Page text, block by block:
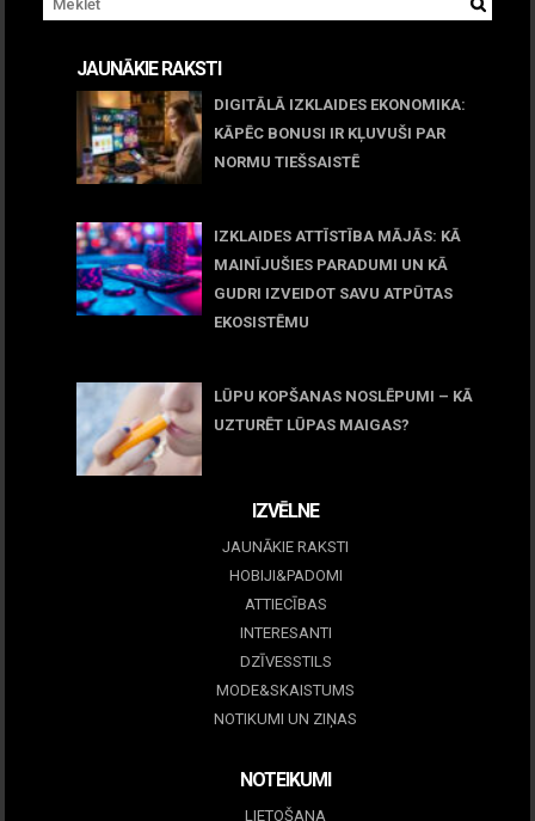
JAUNĀKIE RAKSTI
DIGITĀLĀ IZKLAIDES EKONOMIKA:
KĀPĒC BONUSI IR KĻUVUŠI PAR
NORMU TIEŠSAISTĒ
IZKLAIDES ATTĪSTĪBA MĀJĀS: KĀ
MAINĪJUŠIES PARADUMI UN KĀ
GUDRI IZVEIDOT SAVU ATPŪTAS
EKOSISTĒMU
LŪPU KOPŠANAS NOSLĒPUMI – KĀ
UZTURĒT LŪPAS MAIGAS?
IZVĒLNE
JAUNĀKIE RAKSTI
HOBIJI&PADOMI
ATTIECĪBAS
INTERESANTI
DZĪVESSTILS
MODE&SKAISTUMS
NOTIKUMI UN ZIŅAS
NOTEIKUMI
LIETOŠANA